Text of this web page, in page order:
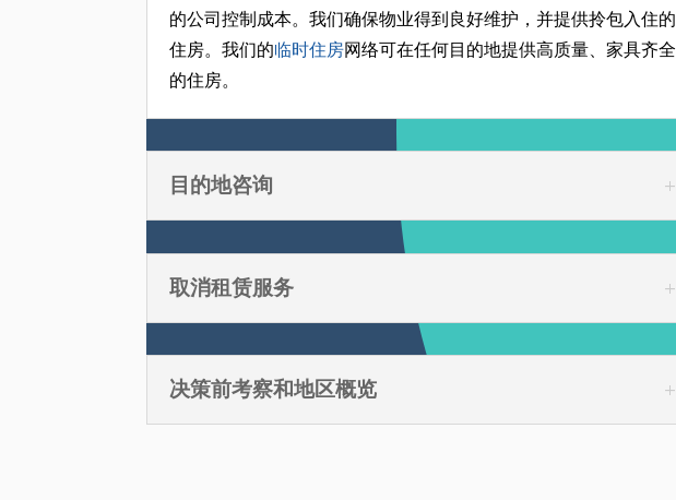
的公司控制成本。我们确保物业得到良好维护，并提供拎包入住的
住房。我们的临时住房网络可在任何目的地提供高质量、家具齐全
的住房。
目的地咨询
取消租赁服务
决策前考察和地区概览